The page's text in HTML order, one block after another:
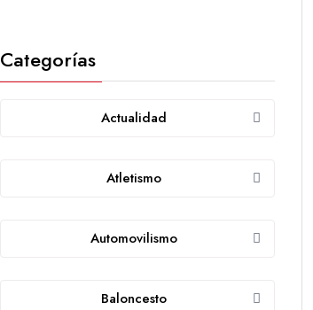
Categorías
Actualidad
Atletismo
Automovilismo
Baloncesto